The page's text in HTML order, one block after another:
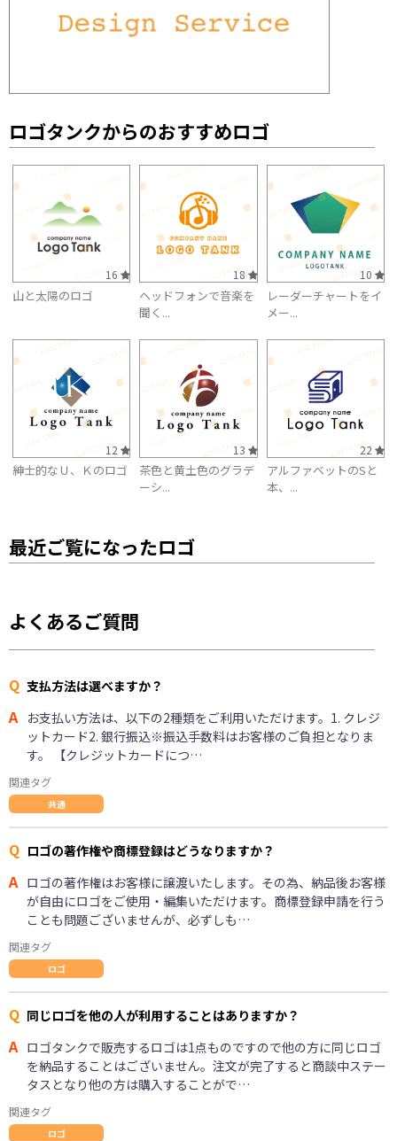
ロゴタンクからのおすすめロゴ
16
山と太陽のロゴ
18
ヘッドフォンで音楽を
聞く...
10
レーダーチャートをイ
メー...
12
紳士的なＵ、Ｋのロゴ
13
茶色と黄土色のグラデ
ーシ...
22
アルファベットのSと
本、...
最近ご覧になったロゴ
よくあるご質問
Q 支払方法は選べますか？
A お支払い方法は、以下の2種類をご利用いただけます。1. クレジ
ットカード2. 銀行振込※振込手数料はお客様のご負担となりま
す。 【クレジットカードにつ…
関連タグ
共通
Q ロゴの著作権や商標登録はどうなりますか？
A ロゴの著作権はお客様に譲渡いたします。その為、納品後お客様
が自由にロゴをご使用・編集いただけます。商標登録申請を行う
ことも問題ございませんが、必ずしも…
関連タグ
ロゴ
Q 同じロゴを他の人が利用することはありますか？
A ロゴタンクで販売するロゴは1点ものですので他の方に同じロゴ
を納品することはございません。注文が完了すると商談中ステー
タスとなり他の方は購入することがで…
関連タグ
ロゴ